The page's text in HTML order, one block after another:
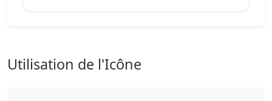
Utilisation de l'Icône